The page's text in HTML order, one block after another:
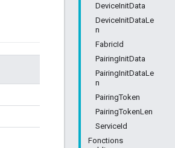
DeviceInitData
DeviceInitDataLe
n
FabricId
PairingInitData
PairingInitDataLe
n
PairingToken
PairingTokenLen
ServiceId
Fonctions